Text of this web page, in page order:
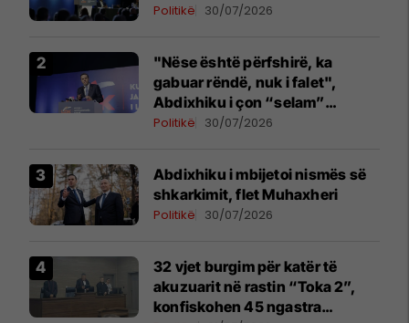
Politikë 30/07/2026
"Nëse është përfshirë, ka
gabuar rëndë, nuk i falet",
Abdixhiku i çon “selam”
Përparim Ramës
Politikë 30/07/2026
Abdixhiku i mbijetoi nismës së
shkarkimit, flet Muhaxheri
Politikë 30/07/2026
32 vjet burgim për katër të
akuzuarit në rastin “Toka 2”,
konfiskohen 45 ngastra